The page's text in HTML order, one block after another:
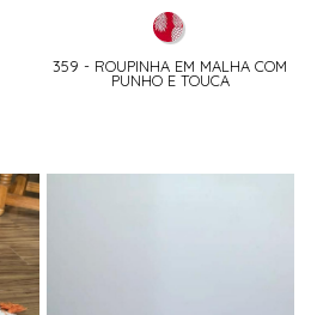
359 - ROUPINHA EM MALHA COM
PUNHO E TOUCA